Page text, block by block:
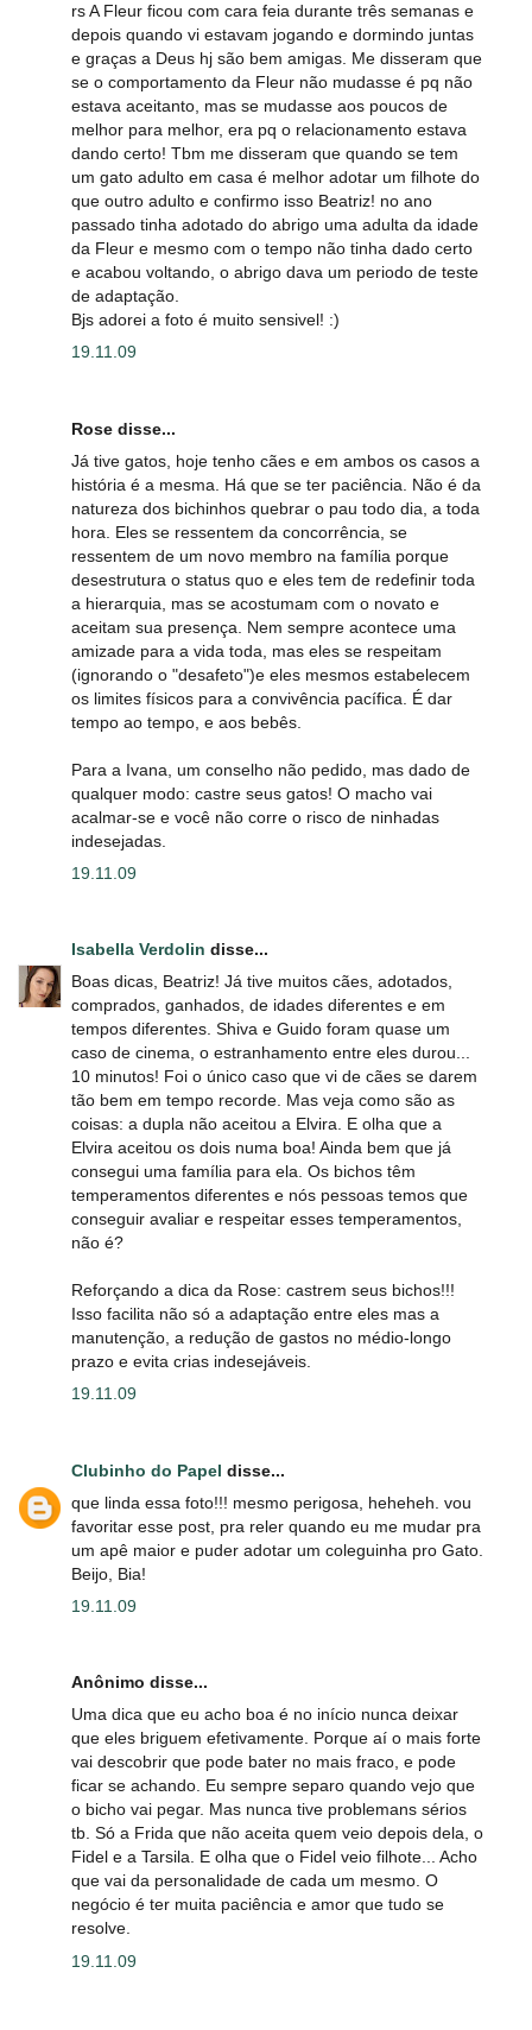
rs A Fleur ficou com cara feia durante três semanas e
depois quando vi estavam jogando e dormindo juntas
e graças a Deus hj são bem amigas. Me disseram que
se o comportamento da Fleur não mudasse é pq não
estava aceitanto, mas se mudasse aos poucos de
melhor para melhor, era pq o relacionamento estava
dando certo! Tbm me disseram que quando se tem
um gato adulto em casa é melhor adotar um filhote do
que outro adulto e confirmo isso Beatriz! no ano
passado tinha adotado do abrigo uma adulta da idade
da Fleur e mesmo com o tempo não tinha dado certo
e acabou voltando, o abrigo dava um periodo de teste
de adaptação.
Bjs adorei a foto é muito sensivel! :)
19.11.09
Rose disse...
Já tive gatos, hoje tenho cães e em ambos os casos a
história é a mesma. Há que se ter paciência. Não é da
natureza dos bichinhos quebrar o pau todo dia, a toda
hora. Eles se ressentem da concorrência, se
ressentem de um novo membro na família porque
desestrutura o status quo e eles tem de redefinir toda
a hierarquia, mas se acostumam com o novato e
aceitam sua presença. Nem sempre acontece uma
amizade para a vida toda, mas eles se respeitam
(ignorando o "desafeto")e eles mesmos estabelecem
os limites físicos para a convivência pacífica. É dar
tempo ao tempo, e aos bebês.
Para a Ivana, um conselho não pedido, mas dado de
qualquer modo: castre seus gatos! O macho vai
acalmar-se e você não corre o risco de ninhadas
indesejadas.
19.11.09
Isabella Verdolin disse...
Boas dicas, Beatriz! Já tive muitos cães, adotados,
comprados, ganhados, de idades diferentes e em
tempos diferentes. Shiva e Guido foram quase um
caso de cinema, o estranhamento entre eles durou...
10 minutos! Foi o único caso que vi de cães se darem
tão bem em tempo recorde. Mas veja como são as
coisas: a dupla não aceitou a Elvira. E olha que a
Elvira aceitou os dois numa boa! Ainda bem que já
consegui uma família para ela. Os bichos têm
temperamentos diferentes e nós pessoas temos que
conseguir avaliar e respeitar esses temperamentos,
não é?
Reforçando a dica da Rose: castrem seus bichos!!!
Isso facilita não só a adaptação entre eles mas a
manutenção, a redução de gastos no médio-longo
prazo e evita crias indesejáveis.
19.11.09
Clubinho do Papel disse...
que linda essa foto!!! mesmo perigosa, heheheh. vou
favoritar esse post, pra reler quando eu me mudar pra
um apê maior e puder adotar um coleguinha pro Gato.
Beijo, Bia!
19.11.09
Anônimo disse...
Uma dica que eu acho boa é no início nunca deixar
que eles briguem efetivamente. Porque aí o mais forte
vai descobrir que pode bater no mais fraco, e pode
ficar se achando. Eu sempre separo quando vejo que
o bicho vai pegar. Mas nunca tive problemans sérios
tb. Só a Frida que não aceita quem veio depois dela, o
Fidel e a Tarsila. E olha que o Fidel veio filhote... Acho
que vai da personalidade de cada um mesmo. O
negócio é ter muita paciência e amor que tudo se
resolve.
19.11.09